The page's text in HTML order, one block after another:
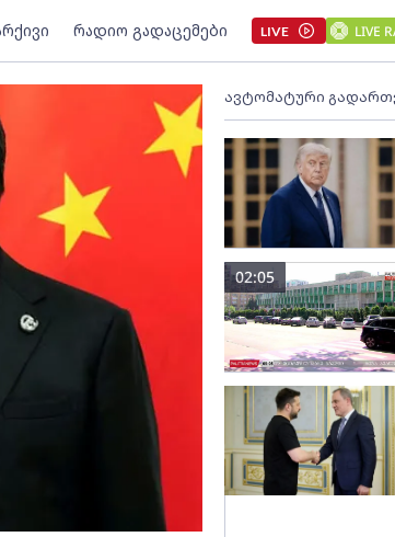
რადიო გადაცემები LIVE LIVE
ავტომატური
02:05